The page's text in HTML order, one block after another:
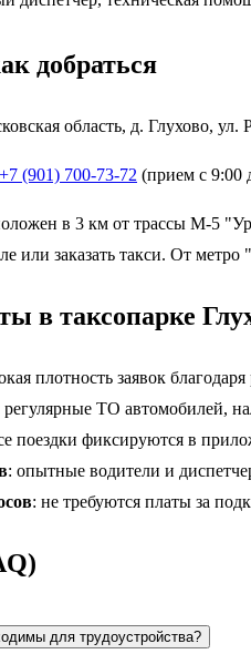
добраться
область, д. Глухово, ул.
+7 (901) 700-73-72 (прием с 9:00
в 3 км от трассы М-5
или заказать такси. От
в таксопарке
плотность заявок
регулярные ТО автомобилей,
поездки фиксируются в
: опытные водители и
: не требуются платы за
для трудоустройства?